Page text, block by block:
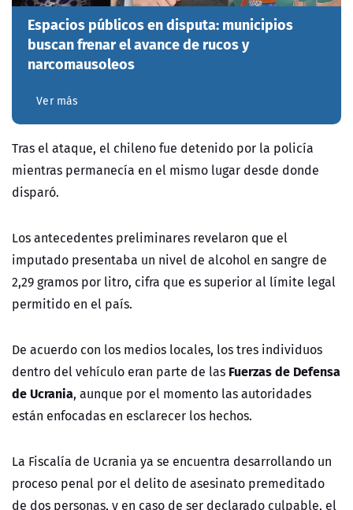
Espacios públicos en disputa: municipios
buscan frenar el avance de rucos y
narcomausoleos
Ver más
Tras el ataque, el chileno fue detenido por la policía
mientras permanecía en el mismo lugar desde donde
disparó.
Los antecedentes preliminares revelaron que el
imputado presentaba un nivel de alcohol en sangre de
2,29 gramos por litro, cifra que es superior al límite legal
permitido en el país.
De acuerdo con los medios locales, los tres individuos
dentro del vehículo eran parte de las Fuerzas de Defensa
de Ucrania, aunque por el momento las autoridades
están enfocadas en esclarecer los hechos.
La Fiscalía de Ucrania ya se encuentra desarrollando un
proceso penal por el delito de asesinato premeditado
de dos personas, y en caso de ser declarado culpable, el